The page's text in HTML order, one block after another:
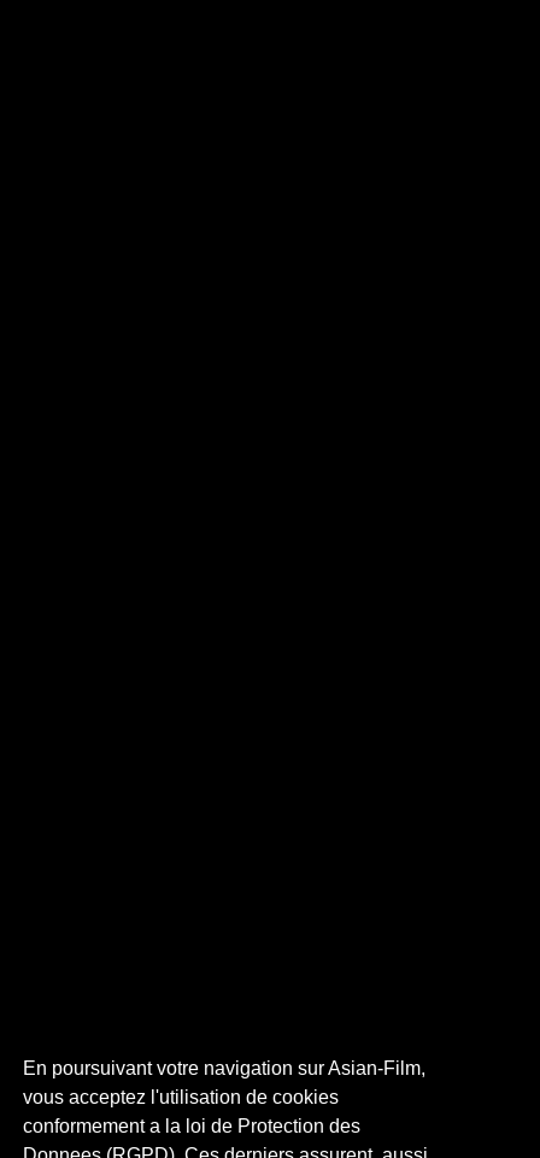
En poursuivant votre navigation sur Asian-Film,
vous acceptez l'utilisation de cookies
conformement a la loi de Protection des